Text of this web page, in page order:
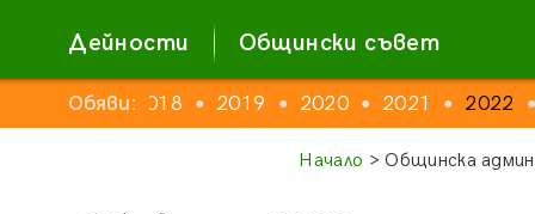
Дейности Общински съвет
Обяви:
2017 ● 2018 ● 2019 ● 2020 ● 2021 ● 2022 ●
Начало > Общинска